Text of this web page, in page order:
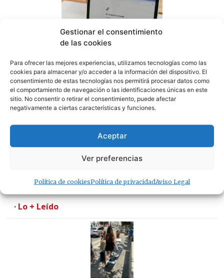
Gestionar el consentimiento
de las cookies
Para ofrecer las mejores experiencias, utilizamos tecnologías como las
cookies para almacenar y/o acceder a la información del dispositivo. El
consentimiento de estas tecnologías nos permitirá procesar datos como
el comportamiento de navegación o las identificaciones únicas en este
sitio. No consentir o retirar el consentimiento, puede afectar
negativamente a ciertas características y funciones.
Aceptar
Ver preferencias
Política de cookiesPolítica de privacidadAviso Legal
CSIF denuncia el colapso del Juzgado de Paz de
Tarifa
07/08/2026
¿Amenaza ambiental o delicia gastronómica? El
debate del cangrejo azul llega a Tarifa
· Lo + Leído